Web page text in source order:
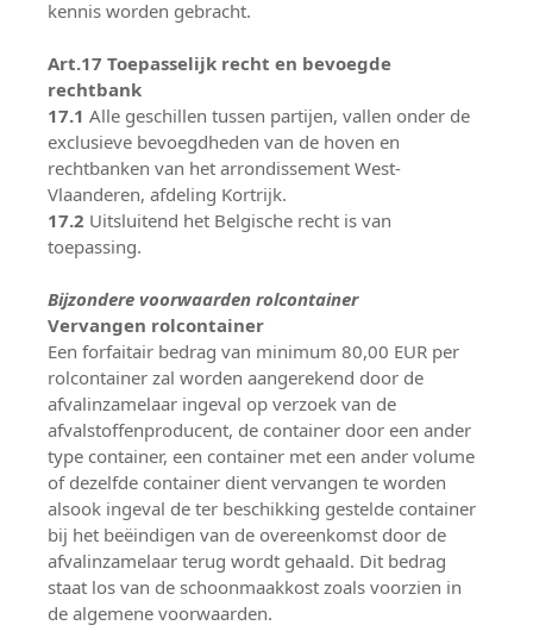
kennis worden gebracht.
Art.17 Toepasselijk recht en bevoegde
rechtbank
17.1 Alle geschillen tussen partijen, vallen onder de
exclusieve bevoegdheden van de hoven en
rechtbanken van het arrondissement West-
Vlaanderen, afdeling Kortrijk.
17.2 Uitsluitend het Belgische recht is van
toepassing.
Bijzondere voorwaarden rolcontainer
Vervangen rolcontainer
Een forfaitair bedrag van minimum 80,00 EUR per
rolcontainer zal worden aangerekend door de
afvalinzamelaar ingeval op verzoek van de
afvalstoffenproducent, de container door een ander
type container, een container met een ander volume
of dezelfde container dient vervangen te worden
alsook ingeval de ter beschikking gestelde container
bij het beëindigen van de overeenkomst door de
afvalinzamelaar terug wordt gehaald. Dit bedrag
staat los van de schoonmaakkost zoals voorzien in
de algemene voorwaarden.